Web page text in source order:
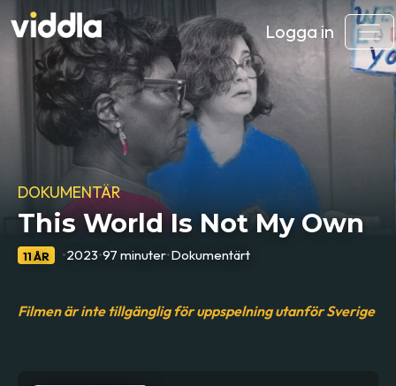
Logga in
DOKUMENTÄR
This World Is Not My Own
11 ÅR •2023•97 minuter•Dokumentärt
Filmen är inte tillgänglig för uppspelning utanför Sverige